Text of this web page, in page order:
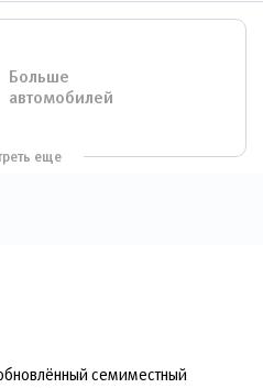
Больше
автомобилей
еще
семиместный